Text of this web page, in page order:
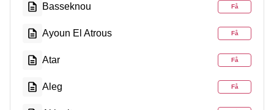
Basseknou Få
Ayoun El Atrous Få
Atar Få
Aleg Få